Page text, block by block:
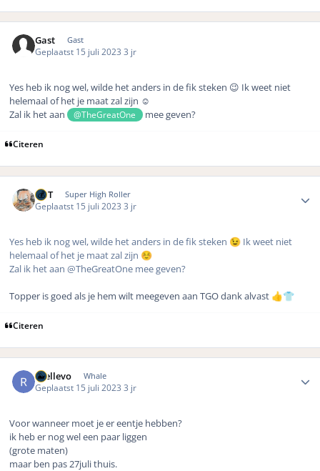
Gast Gast
Geplaatst 15 juli 2023 3 jr
Yes heb ik nog wel, wilde het anders in de fik steken 😉 Ik weet niet
helemaal of het je maat zal zijn ☺️
Zal ik het aan
@TheGreatOne mee geven?
Citeren
MrT Super High Roller
Geplaatst 15 juli 20233 jr
Yes heb ik nog wel, wilde het anders in de fik steken 😉 Ik weet niet
helemaal of het je maat zal zijn ☺️
Zal ik het aan @TheGreatOne mee geven?
Topper is goed als je hem wilt meegeven aan TGO dank alvast 👍👕
Citeren
rhellevo Whale
Geplaatst 15 juli 2023 3 jr
Voor wanneer moet je er eentje hebben?
ik heb er nog wel een paar liggen
(grote maten)
maar ben pas 27juli thuis.